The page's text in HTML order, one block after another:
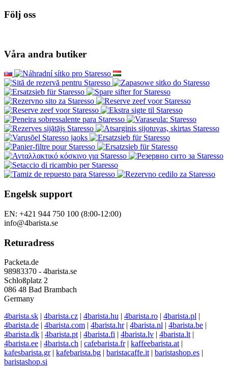
Följ oss
Våra andra butiker
Engelsk support
EN: +421 944 750 100 (8:00-12:00)
info@4barista.se
Returadress
Packeta.de
98983370 - 4barista.se
Schloßplatz 2
086 48 Bad Brambach
Germany
4barista.sk | 4barista.cz | 4barista.hu | 4barista.ro | 4barista.pl |
4barista.de | 4barista.com | 4barista.hr| 4barista.nl | 4barista.be |
4barista.dk | 4barista.pt | 4barista.fi | 4barista.lv | 4barista.lt |
4barista.ee | 4barista.ch | cafebarista.fr| kaffeebarista.at |
kafesbarista.gr| kafebarista.bg | baristacaffe.it | baristashop.es |
baristashop.si